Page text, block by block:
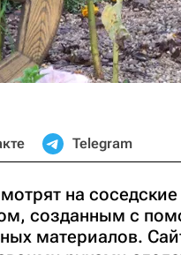
Telegram
на соседские
созданным с
материалов.